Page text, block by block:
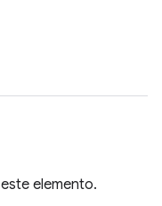
elemento.